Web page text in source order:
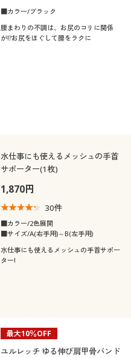
■カラー/ブラック
腰まわりの不調は、お尻のコリに関係
が!?お尻をほぐして腰をラクに
水仕事にも使えるメッシュの手首
サポーター(1枚)
1,870円
30件
■カラー/2色展開
■サイズ/A(右手用)～B(左手用)
水仕事にも使えるメッシュの手首サポー
ター!
最大10％OFF
ユルレッチ ゆる伸び肩甲骨バンド